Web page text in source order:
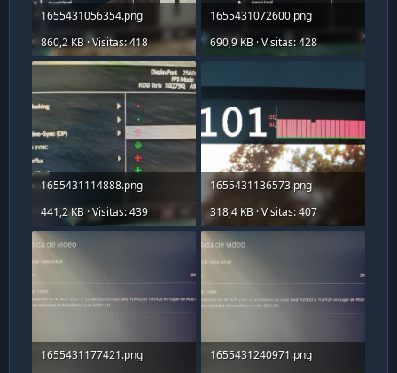
1655431056354.png
860,2 KB · Visitas: 418
1655431072600.png
690,9 KB · Visitas: 428
1655431114888.png
441,2 KB · Visitas: 439
1655431136573.png
318,4 KB · Visitas: 407
1655431177421.png
1655431240971.png